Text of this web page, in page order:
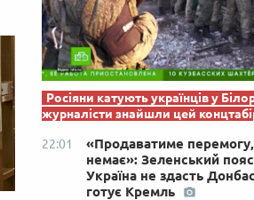
Росіяни катують українців у
журналісти знайшли цей
22:01
«Продаватиме перемогу,
немає»: Зеленський
Україна не здасть
готує Кремль